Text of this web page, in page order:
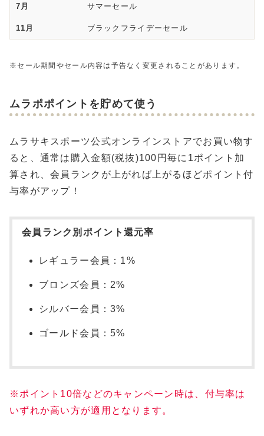
7月 サマーセール
11月 ブラックフライデーセール
※セール期間やセール内容は予告なく変更されることがあります。
ムラポポイントを貯めて使う
ムラサキスポーツ公式オンラインストアでお買い物す
ると、通常は購入金額(税抜)100円毎に1ポイント加
算され、会員ランクが上がれば上がるほどポイント付
与率がアップ！
会員ランク別ポイント還元率
レギュラー会員：1%
ブロンズ会員：2%
シルバー会員：3%
ゴールド会員：5%
※ポイント10倍などのキャンペーン時は、付与率は
いずれか高い方が適用となります。